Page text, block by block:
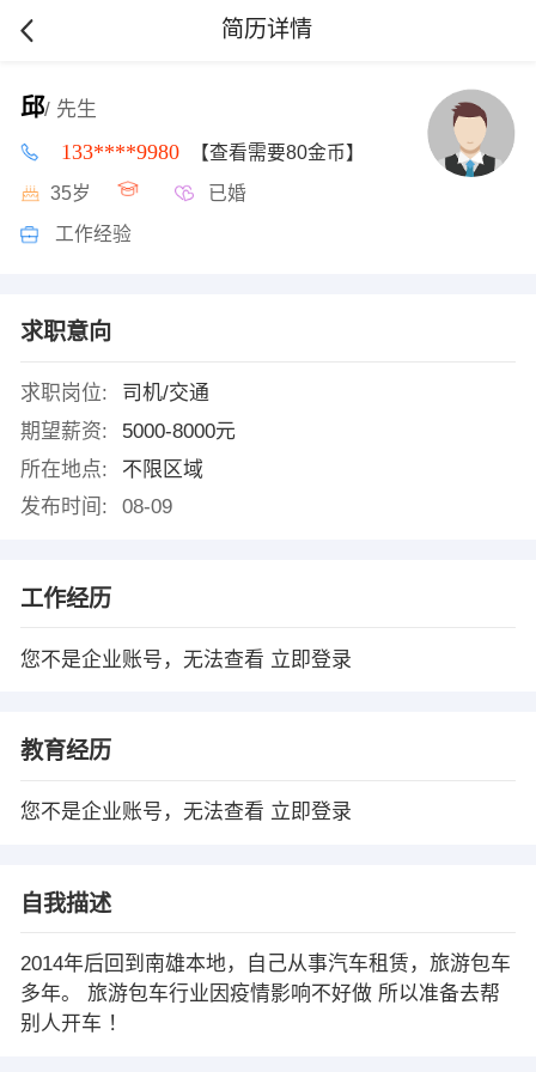
简历详情
邱/ 先生
133****9980 【查看需要80金币】
35岁 已婚
工作经验
求职意向
求职岗位:
司机/交通
期望薪资:
5000-8000元
所在地点:
不限区域
发布时间:
08-09
工作经历
您不是企业账号，无法查看 立即登录
教育经历
您不是企业账号，无法查看 立即登录
自我描述
2014年后回到南雄本地，自己从事汽车租赁，旅游包车
多年。 旅游包车行业因疫情影响不好做 所以准备去帮
别人开车 ！